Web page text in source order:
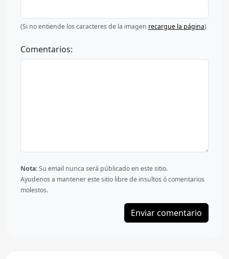
(Si no entiende los caracteres de la imagen recargue la página)
Comentarios:
Nota:Su email nunca será públicado en este sitio.
Ayudenos a mantener este sitio libre de insultos ó comentarios
molestos.